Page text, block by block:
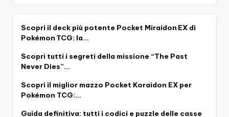
Scopri il deck più potente Pocket Miraidon EX di
Pokémon TCG: la…
Scopri tutti i segreti della missione “The Past
Never Dies”…
Scopri il miglior mazzo Pocket Koraidon EX per
Pokémon TCG:…
Guida definitiva: tutti i codici e puzzle delle casse